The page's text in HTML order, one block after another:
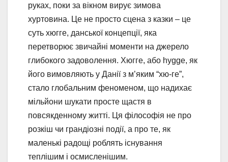
руках, поки за вікном вирує зимова
хуртовина. Це не просто сцена з казки – це
суть хюгге, данської концепції, яка
перетворює звичайні моменти на джерело
глибокого задоволення. Хюгге, або hygge, як
його вимовляють у Данії з м’яким “хю-ге”,
стало глобальним феноменом, що надихає
мільйони шукати просте щастя в
повсякденному житті. Ця філософія не про
розкіш чи грандіозні події, а про те, як
маленькі радощі роблять існування
теплішим і осмисленішим.